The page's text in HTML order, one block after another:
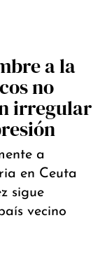
a la
no
irregular
a
en Ceuta
sigue
vecino